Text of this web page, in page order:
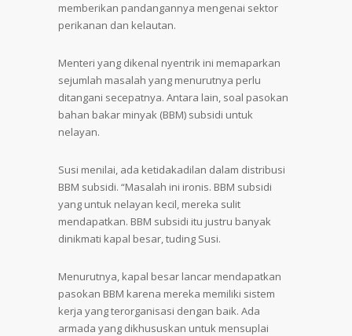
memberikan pandangannya mengenai sektor
perikanan dan kelautan.
Menteri yang dikenal nyentrik ini memaparkan
sejumlah masalah yang menurutnya perlu
ditangani secepatnya. Antara lain, soal pasokan
bahan bakar minyak (BBM) subsidi untuk
nelayan.
Susi menilai, ada ketidakadilan dalam distribusi
BBM subsidi. “Masalah ini ironis. BBM subsidi
yang untuk nelayan kecil, mereka sulit
mendapatkan. BBM subsidi itu justru banyak
dinikmati kapal besar, tuding Susi.
Menurutnya, kapal besar lancar mendapatkan
pasokan BBM karena mereka memiliki sistem
kerja yang terorganisasi dengan baik. Ada
armada yang dikhususkan untuk mensuplai